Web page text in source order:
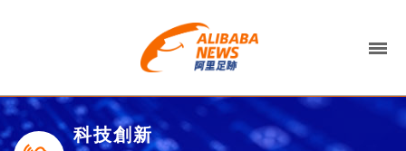
科技創新